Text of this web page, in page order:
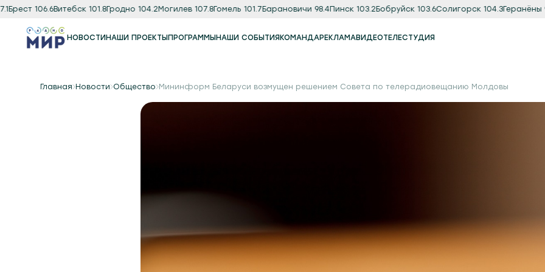
106.6Витебск 101.8 Гродно 104.2Могилев 107.8Гомель 101.7Барановичи 98.4 Пинск 103.2Бобруйск 103.6Солигорск 104.3Геранёны 97.8
НОВОСТИ НАШИ ПРОЕКТЫ ПРОГРАММЫ НАШИ СОБЫТИЯ КОМАНДАРЕКЛАМАВИДЕОТЕЛЕСТУДИЯ
Главная Новости Общество Мининформ Беларуси возмущен решением Совета по телерадиовещанию Молдовы